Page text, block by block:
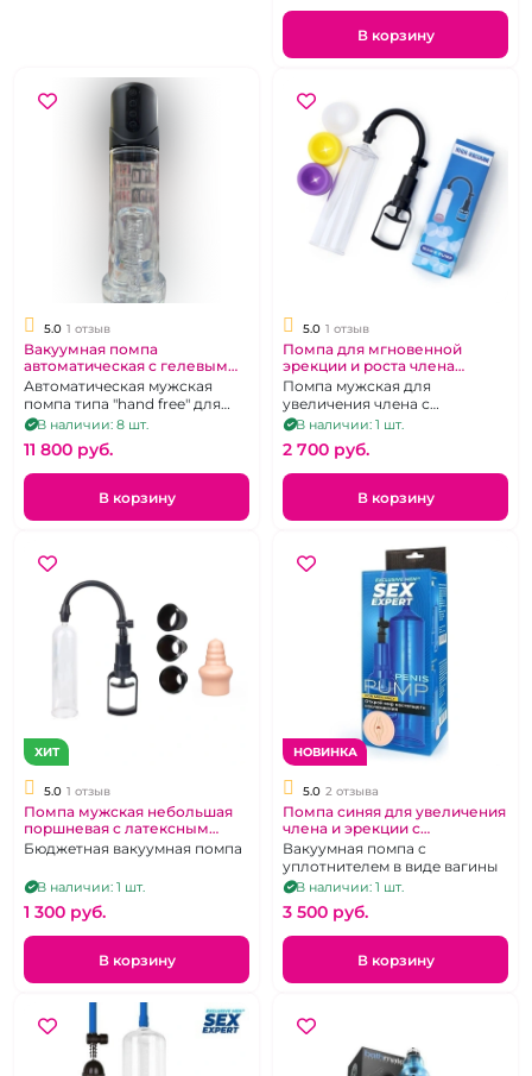
В корзину
5.0 1 отзыв
Вакуумная помпа
автоматическая с гелевым
уплотнителем
Автоматическая мужская
помпа типа "hand free" для
увеличения члена с гелевым
уплотнителем
В наличии: 8 шт.
11 800 pуб.
В корзину
5.0 1 отзыв
Помпа для мгновенной
эрекции и роста члена
поршневая "Mans pump"
Помпа мужская для
увеличения члена с
поршневым механизмом и 3
сменными уплотнителями
В наличии: 1 шт.
2 700 pуб.
В корзину
ХИТ
5.0 1 отзыв
Помпа мужская небольшая
поршневая с латексным
уплотнителем
Бюджетная вакуумная помпа
В наличии: 1 шт.
1 300 pуб.
В корзину
НОВИНКА
5.0 2 отзыва
Помпа синяя для увеличения
члена и эрекции с
уплотнителем "Sex Expert"
Вакуумная помпа с
уплотнителем в виде вагины
В наличии: 1 шт.
3 500 pуб.
В корзину